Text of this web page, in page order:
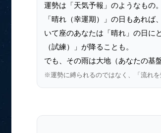
運勢は「天気予報」のようなもの。
「晴れ（幸運期）」の日もあれば
いて座のあなたは「晴れ」の日に
（試練）」が降ることも。
でも、その雨は大地（あなたの基
※運勢に縛られるのではなく、「流れ